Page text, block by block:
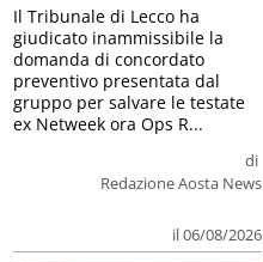
di
Redazione Aosta News
il 06/08/2026
Il Tribunale di Lecco ha
giudicato inammissibile la
domanda di concordato
preventivo presentata dal
gruppo per salvare le testate
ex Netweek ora Ops R...